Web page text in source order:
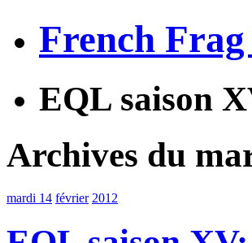
French
EQL saison
Archives du
mardi 14 février 2012